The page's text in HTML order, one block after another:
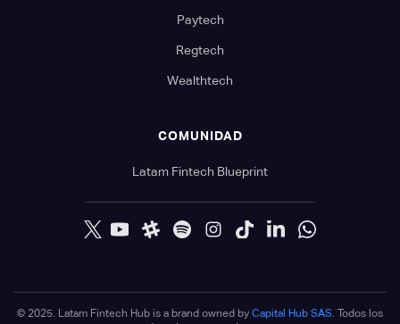
Paytech
Regtech
Wealthtech
COMUNIDAD
Latam Fintech Blueprint
© 2025. Latam Fintech Hub is a brand owned by Capital Hub SAS. Todos los